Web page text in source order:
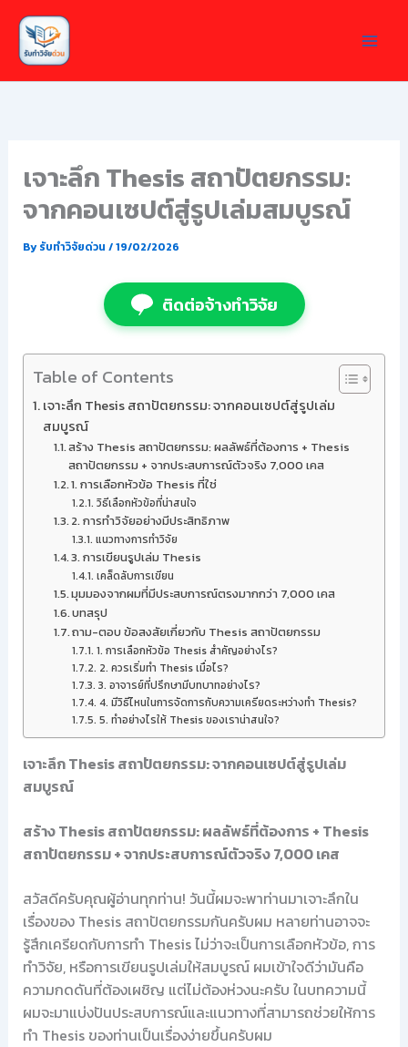
Skip
content
เจาะลึก Thesis สถาปัตยกรรม:
จากคอนเซปต์สู่รูปเล่มสมบูรณ์
Byรับทำวิจัยด่วน /19/02/2026
ติดต่อจ้างทำวิจัย
Table of Contents
เจาะลึก Thesis สถาปัตยกรรม: จากคอนเซปต์สู่รูปเล่ม
สมบูรณ์
สร้าง Thesis สถาปัตยกรรม: ผลลัพธ์ที่ต้องการ + Thesis
สถาปัตยกรรม + จากประสบการณ์ตัวจริง 7,000 เคส
1. การเลือกหัวข้อ Thesis ที่ใช่
วิธีเลือกหัวข้อที่น่าสนใจ
2. การทำวิจัยอย่างมีประสิทธิภาพ
แนวทางการทำวิจัย
3. การเขียนรูปเล่ม Thesis
เคล็ดลับการเขียน
มุมมองจากผมที่มีประสบการณ์ตรงมากกว่า 7,000 เคส
บทสรุป
ถาม-ตอบ ข้อสงสัยเกี่ยวกับ Thesis สถาปัตยกรรม
1. การเลือกหัวข้อ Thesis สำคัญอย่างไร?
2. ควรเริ่มทำ Thesis เมื่อไร?
3. อาจารย์ที่ปรึกษามีบทบาทอย่างไร?
4. มีวิธีไหนในการจัดการกับความเครียดระหว่างทำ Thesis?
5. ทำอย่างไรให้ Thesis ของเราน่าสนใจ?
เจาะลึก Thesis สถาปัตยกรรม: จากคอนเซปต์สู่รูปเล่ม
สมบูรณ์
สร้าง Thesis สถาปัตยกรรม: ผลลัพธ์ที่ต้องการ + Thesis
สถาปัตยกรรม + จากประสบการณ์ตัวจริง 7,000 เคส
สวัสดีครับคุณผู้อ่านทุกท่าน! วันนี้ผมจะพาท่านมาเจาะลึกใน
เรื่องของ Thesis สถาปัตยกรรมกันครับผม หลายท่านอาจจะ
รู้สึกเครียดกับการทำ Thesis ไม่ว่าจะเป็นการเลือกหัวข้อ, การ
ทำวิจัย, หรือการเขียนรูปเล่มให้สมบูรณ์ ผมเข้าใจดีว่ามันคือ
ความกดดันที่ต้องเผชิญ แต่ไม่ต้องห่วงนะครับ ในบทความนี้
ผมจะมาแบ่งปันประสบการณ์และแนวทางที่สามารถช่วยให้การ
ทำ Thesis ของท่านเป็นเรื่องง่ายขึ้นครับผม